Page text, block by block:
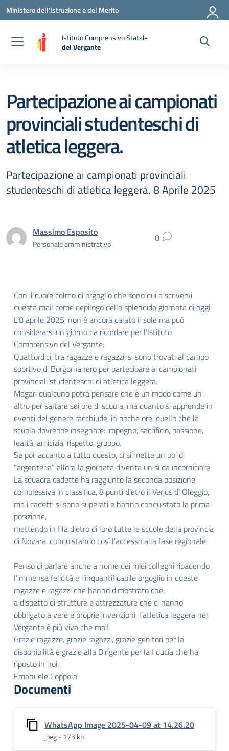
Vai ai contenuti
Vai al menu di navigazione
Vai al footer
Ministero dell'Istruzione e del Merito
Istituto Comprensivo Statale
del Vergante
— Visita la pagina iniziale della scuola
Partecipazione ai campionati
provinciali studenteschi di
atletica leggera.
Partecipazione ai campionati provinciali
studenteschi di atletica leggera. 8 Aprile 2025
Massimo Esposito
Personale amministrativo 0
Con il cuore colmo di orgoglio che sono qui a scrivervi
questa mail come riepilogo della splendida giornata di oggi.
L’8 aprile 2025, non è ancora calato il sole ma può
considerarsi un giorno da ricordare per l’Istituto
Comprensivo del Vergante.
Quattordici, tra ragazze e ragazzi, si sono trovati al campo
sportivo di Borgomanero per partecipare ai campionati
provinciali studenteschi di atletica leggera.
Magari qualcuno potrà pensare che è un modo come un
altro per saltare sei ore di scuola, ma quanto si apprende in
eventi del genere racchiude, in poche ore, quello che la
scuola dovrebbe insegnare: impegno, sacrificio, passione,
lealtà, amicizia, rispetto, gruppo.
Se poi, accanto a tutto questo, ci si mette un po’ di
“argenteria” allora la giornata diventa un sì da incorniciare.
La squadra cadette ha raggiunto la seconda posizione
complessiva in classifica, 8 punti dietro il Verjus di Oleggio,
ma i cadetti si sono superati e hanno conquistato la prima
posizione,
mettendo in fila dietro di loro tutte le scuole della provincia
di Novara, conquistando così l’accesso alla fase regionale.
Penso di parlare anche a nome dei miei colleghi ribadendo
l’immensa felicità e l’inquantificabile orgoglio in queste
ragazze e ragazzi che hanno dimostrato che,
a dispetto di strutture e attrezzature che ci hanno
obbligato a vere e proprie invenzioni, l’atletica leggera nel
Vergante è più viva che mai!
Grazie ragazze, grazie ragazzi, grazie genitori per la
disponibilità e grazie alla Dirigente per la fiducia che ha
riposto in noi.
Emanuele Coppola
Documenti
WhatsApp Image 2025-04-09 at 14.26.20
jpeg - 173 kb